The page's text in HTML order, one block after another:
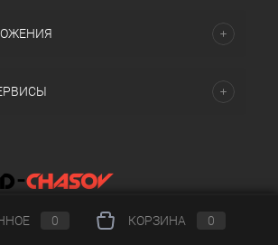
© skladchasov.ru - интернет-магазин.
0 КОРЗИНА 0